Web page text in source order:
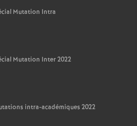
Mutation Intra
Mutation Inter 2022
intra-académiques 2022